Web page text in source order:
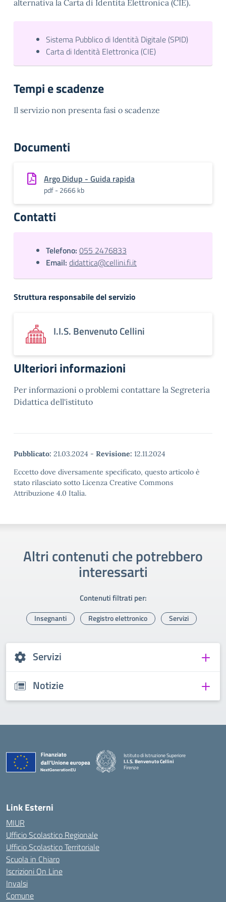
alternativa la Carta di Identità Elettronica (CIE).
Sistema Pubblico di Identità Digitale (SPID)
Carta di Identità Elettronica (CIE)
Tempi e scadenze
Il servizio non presenta fasi o scadenze
Documenti
Argo Didup - Guida rapida
pdf - 2666 kb
Contatti
Telefono: 055 2476833
Email: didattica@cellini.fi.it
Struttura responsabile del servizio
I.I.S. Benvenuto Cellini
Ulteriori informazioni
Per informazioni o problemi contattare la Segreteria
Didattica dell'istituto
Pubblicato: 21.03.2024 - Revisione: 12.11.2024
Eccetto dove diversamente specificato, questo articolo è
stato rilasciato sotto Licenza Creative Commons
Attribuzione 4.0 Italia.
Altri contenuti che potrebbero
interessarti
Contenuti filtrati per:
Insegnanti Registro elettronico Servizi
Servizi
Notizie
Istituto di Istruzione Superiore
I.I.S. Benvenuto Cellini
Firenze
Link Esterni
MIUR
Ufficio Scolastico Regionale
Ufficio Scolastico Territoriale
Scuola in Chiaro
Iscrizioni On Line
Invalsi
Comune